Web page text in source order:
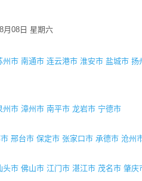
月08日 星期六
州市 南通市 连云港市 淮安市 盐城市 扬
州市 漳州市 南平市 龙岩市 宁德市
邢台市 保定市 张家口市 承德市 沧州
头市 佛山市 江门市 湛江市 茂名市 肇庆